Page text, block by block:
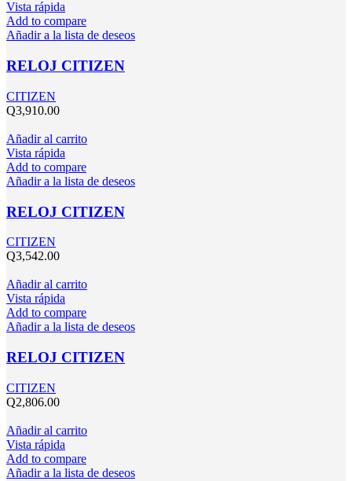
Vista rápida
Add to compare
Añadir a la lista de deseos
RELOJ CITIZEN
CITIZEN
Q3,910.00
Añadir al carrito
Vista rápida
Add to compare
Añadir a la lista de deseos
RELOJ CITIZEN
CITIZEN
Q3,542.00
Añadir al carrito
Vista rápida
Add to compare
Añadir a la lista de deseos
RELOJ CITIZEN
CITIZEN
Q2,806.00
Añadir al carrito
Vista rápida
Add to compare
Añadir a la lista de deseos